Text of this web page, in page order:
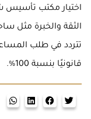
الثقة والخبرة مثل
تتردد في طلب
قانونيًا بنسبة 100%.